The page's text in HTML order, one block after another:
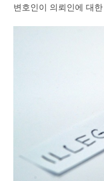
변호인이 의뢰인에 대